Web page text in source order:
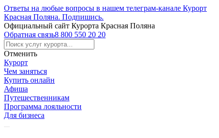
Ответы на любые вопросы в нашем телеграм-канале Курорт
Красная Поляна. Подпишись.
Официальный сайт Курорта Красная Поляна
Обратная связь8 800 550 20 20
Отменить
Курорт
Чем заняться
Купить онлайн
Афиша
Путешественникам
Программа лояльности
Для бизнеса